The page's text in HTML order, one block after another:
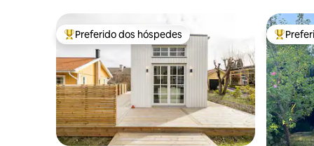
Entre os melhores preferidos dos hóspedes
Preferido dos hóspedes Entre